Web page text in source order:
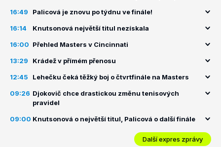
16:49 Palicová je znovu po týdnu ve finále!
16:14 Knutsonová největší titul nezískala
16:00 Přehled Masters v Cincinnati
13:29 Krádež v přímém přenosu
12:45 Lehečku čeká těžký boj o čtvrtfinále na Masters
09:26 Djokovič chce drastickou změnu tenisových
pravidel
09:00 Knutsonová o největší titul, Palicová o další finále
Další expres zprávy